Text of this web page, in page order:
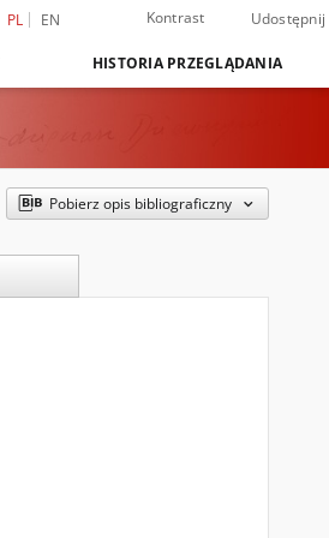
PL EN Kontrast Udostępnij
HISTORIA PRZEGLĄDANIA
Pobierz opis bibliograficzny